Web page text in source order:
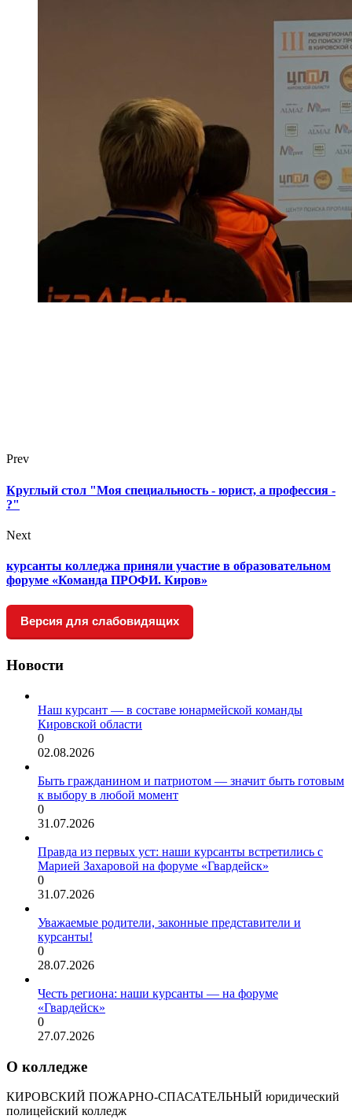
Prev
Круглый стол "Моя специальность - юрист, а профессия -
?"
Next
курсанты колледжа приняли участие в образовательном
форуме «Команда ПРОФИ. Киров»
Версия для слабовидящих
Новости
Наш курсант — в составе юнармейской команды
Кировской области
0
02.08.2026
Быть гражданином и патриотом — значит быть готовым
к выбору в любой момент
0
31.07.2026
Правда из первых уст: наши курсанты встретились с
Марией Захаровой на форуме «Гвардейск»
0
31.07.2026
Уважаемые родители, законные представители и
курсанты!
0
28.07.2026
Честь региона: наши курсанты — на форуме
«Гвардейск»
0
27.07.2026
О колледже
КИРОВСКИЙ ПОЖАРНО-СПАСАТЕЛЬНЫЙ юридический
полицейский колледж